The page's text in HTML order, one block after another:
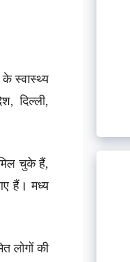
स्वास्थ्य
दिल्ली,
चुके हैं,
हैं। मध्य
लोगों की